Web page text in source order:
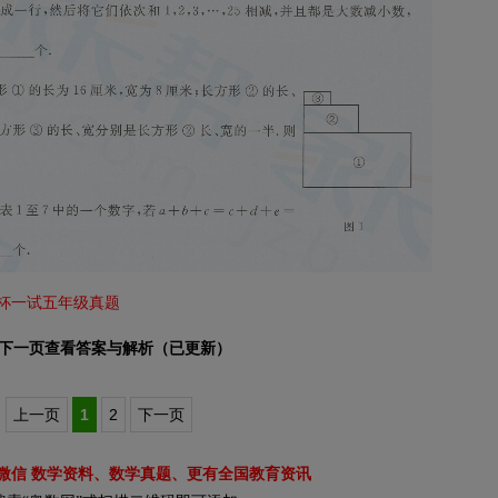
一试五年级真题
一页查看答案与解析（已更新）
上一页 1 2 下一页
信 数学资料、数学真题、更有全国教育资讯